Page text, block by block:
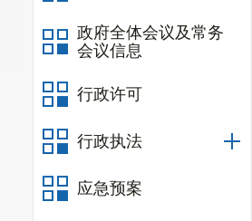
政府全体会议及常务
会议信息
行政许可
行政执法
应急预案